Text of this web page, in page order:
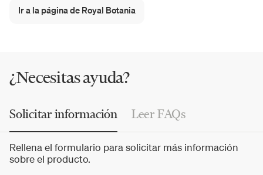
funcionalidad. Desde las colecciones Ninix y Calypso,
Ir a la página de Royal Botania
¿Necesitas ayuda?
Solicitar información Leer FAQs
Rellena el formulario para solicitar más información
sobre el producto.